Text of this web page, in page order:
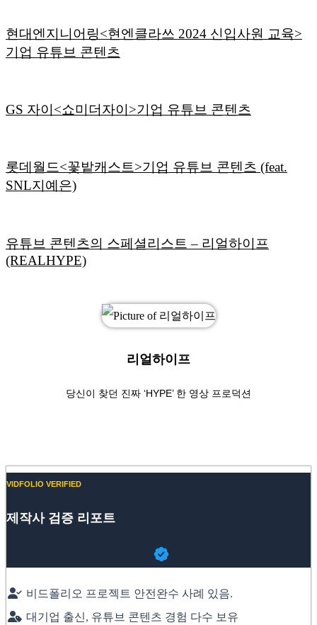
현대엔지니어링<현엔클라쓰 2024 신입사원 교육>
기업 유튜브 콘텐츠
GS 자이<쇼미더자이>기업 유튜브 콘텐츠
롯데월드<꽃밭캐스트>기업 유튜브 콘텐츠 (feat.
SNL지예은)
유튜브 콘텐츠의 스페셜리스트 – 리얼하이프
(REALHYPE)
리얼하이프
당신이 찾던 진짜 ‘HYPE’ 한 영상 프로덕션
VIDFOLIO VERIFIED
제작사 검증 리포트
비드폴리오 프로젝트 안전완수 사례 있음.
대기업 출신, 유튜브 콘텐츠 경험 다수 보유